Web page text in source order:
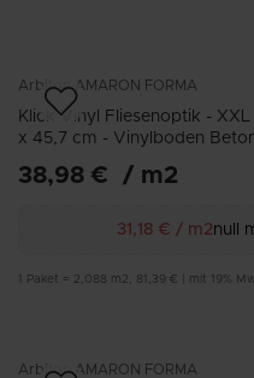
Arbiton AMARON FORMA
Klick Vinyl Fliesenoptik -
x 45,7 cm - Vinylboden
38,98 € / m2
31,18 € / m2null
Paket = 2,088 m2 81,39 € mit 19%
Arbiton AMARON FORMA